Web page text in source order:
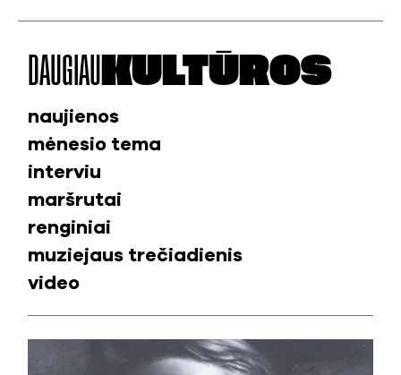
DAUGIAU KULTŪROS
naujienos
mėnesio tema
interviu
maršrutai
renginiai
muziejaus trečiadienis
video